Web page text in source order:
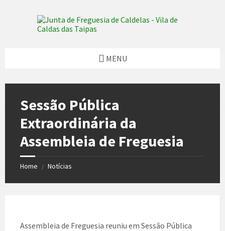
MENU
Sessão Pública
Extraordinária da
Assembleia de Freguesia
Home / Notícias
Assembleia de Freguesia reuniu em Sessão Pública